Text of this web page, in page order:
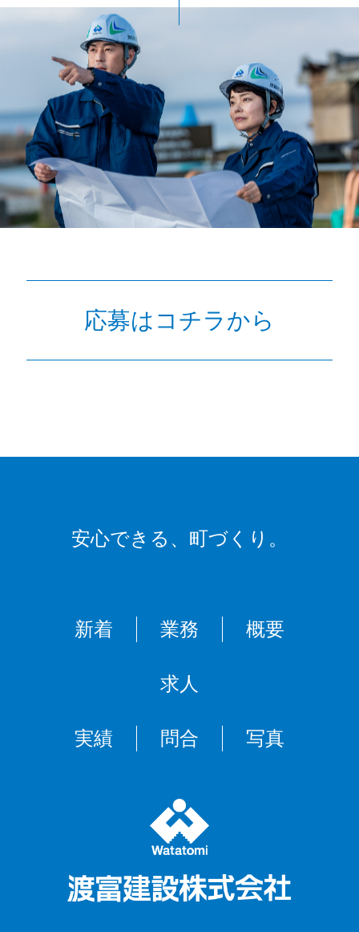
応募はコチラから
安心できる、 町づくり。
新着 業務 概要
求人
実績 問合 写真